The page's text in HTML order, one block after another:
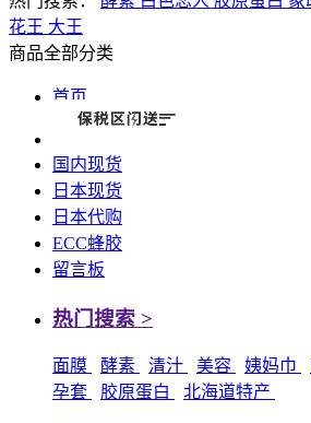
花王 大王
商品全部分类
首页
国内现货
日本现货
日本代购
ECC蜂胶
留言板
热门搜索 >
面膜 酵素 清汁 美容 姨妈巾
孕套
胶原蛋白 北海道特产